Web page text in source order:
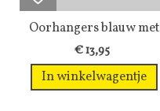
Oorhangers blauw met
een...
€ 13,95
In winkelwagentje